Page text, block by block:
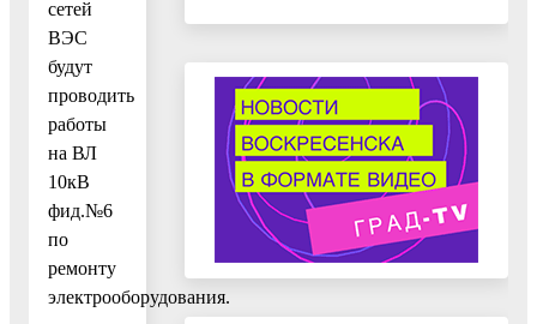
сетей
ВЭС
будут
проводить
работы
на ВЛ
10кВ
фид.№6
по
ремонту
электрооборудования.